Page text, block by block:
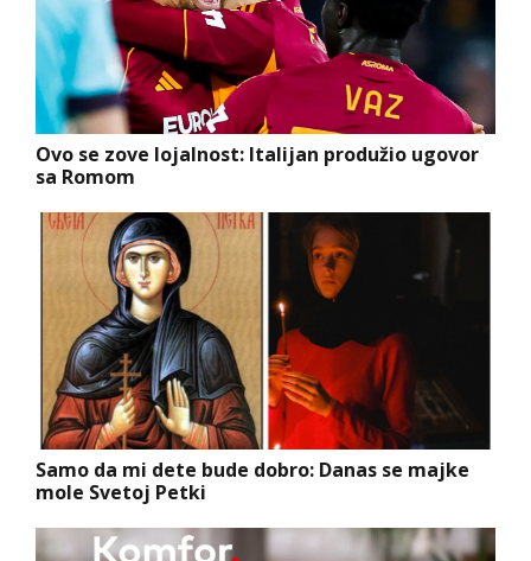
Ovo se zove lojalnost: Italijan produžio ugovor
sa Romom
Samo da mi dete bude dobro: Danas se majke
mole Svetoj Petki